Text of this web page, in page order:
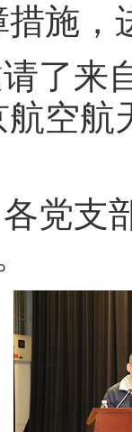
措施
了来
空航
党支
。